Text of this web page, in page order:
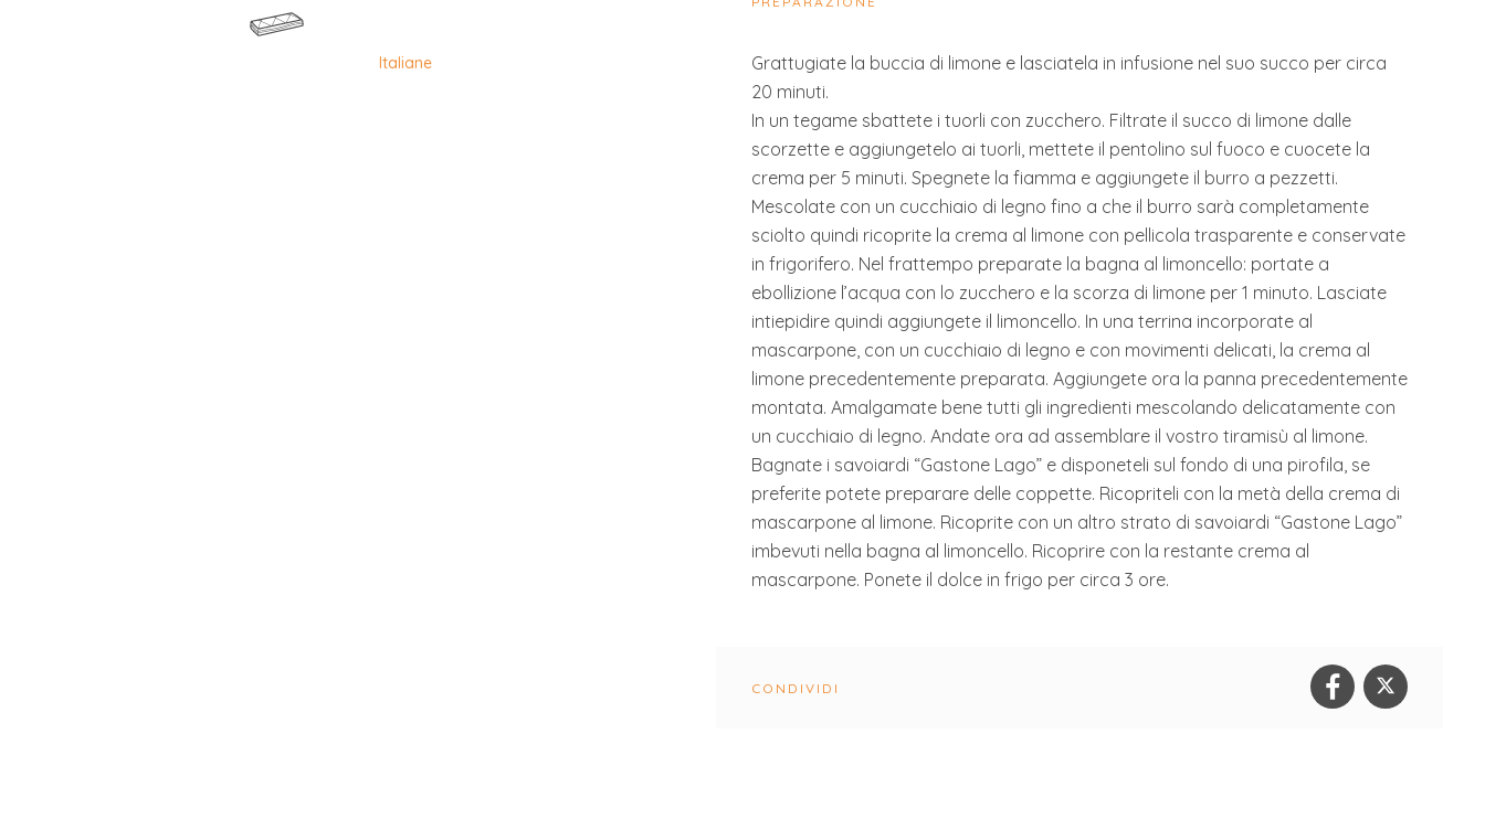
Italiane
Grattugiate la buccia di limone e lasciatela in infusione nel suo succo per circa
20 minuti.
In un tegame sbattete i tuorli con zucchero. Filtrate il succo di limone dalle
scorzette e aggiungetelo ai tuorli, mettete il pentolino sul fuoco e cuocete la
crema per 5 minuti. Spegnete la fiamma e aggiungete il burro a pezzetti.
Mescolate con un cucchiaio di legno fino a che il burro sarà completamente
sciolto quindi ricoprite la crema al limone con pellicola trasparente e conservate
in frigorifero. Nel frattempo preparate la bagna al limoncello: portate a
ebollizione l’acqua con lo zucchero e la scorza di limone per 1 minuto. Lasciate
intiepidire quindi aggiungete il limoncello. In una terrina incorporate al
mascarpone, con un cucchiaio di legno e con movimenti delicati, la crema al
limone precedentemente preparata. Aggiungete ora la panna precedentemente
montata. Amalgamate bene tutti gli ingredienti mescolando delicatamente con
un cucchiaio di legno. Andate ora ad assemblare il vostro tiramisù al limone.
Bagnate i savoiardi “Gastone Lago” e disponeteli sul fondo di una pirofila, se
preferite potete preparare delle coppette. Ricopriteli con la metà della crema di
mascarpone al limone. Ricoprite con un altro strato di savoiardi “Gastone Lago”
imbevuti nella bagna al limoncello. Ricoprire con la restante crema al
mascarpone. Ponete il dolce in frigo per circa 3 ore.
CONDIVIDI